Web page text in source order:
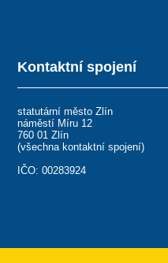
Kontaktní spojení
statutární město Zlín
náměstí Míru 12
760 01 Zlín
(všechna kontaktní spojení)
IČO: 00283924